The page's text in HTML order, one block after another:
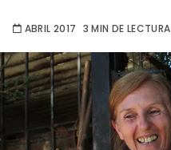
ABRIL 2017 3 MIN DE LECTURA